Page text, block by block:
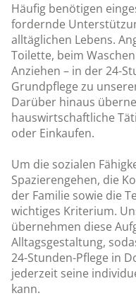
Häufig benötigen
fordernde
alltäglichen Lebens.
Toilette, beim
Anziehen – in der 24-
Grundpflege zu
Darüber hinaus
hauswirtschaftliche
oder Einkaufen.
Um die sozialen
Spazierengehen, die
der Familie sowie die
wichtiges Kriterium.
übernehmen diese
Alltagsgestaltung,
24-Stunden-Pflege in
jederzeit seine
kann.